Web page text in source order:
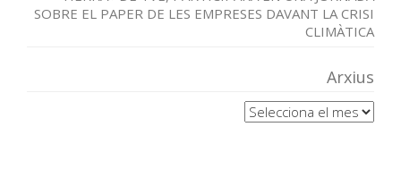
SOBRE EL PAPER DE LES EMPRESES DAVANT LA CRISI
CLIMÀTICA
Arxius
Arxius